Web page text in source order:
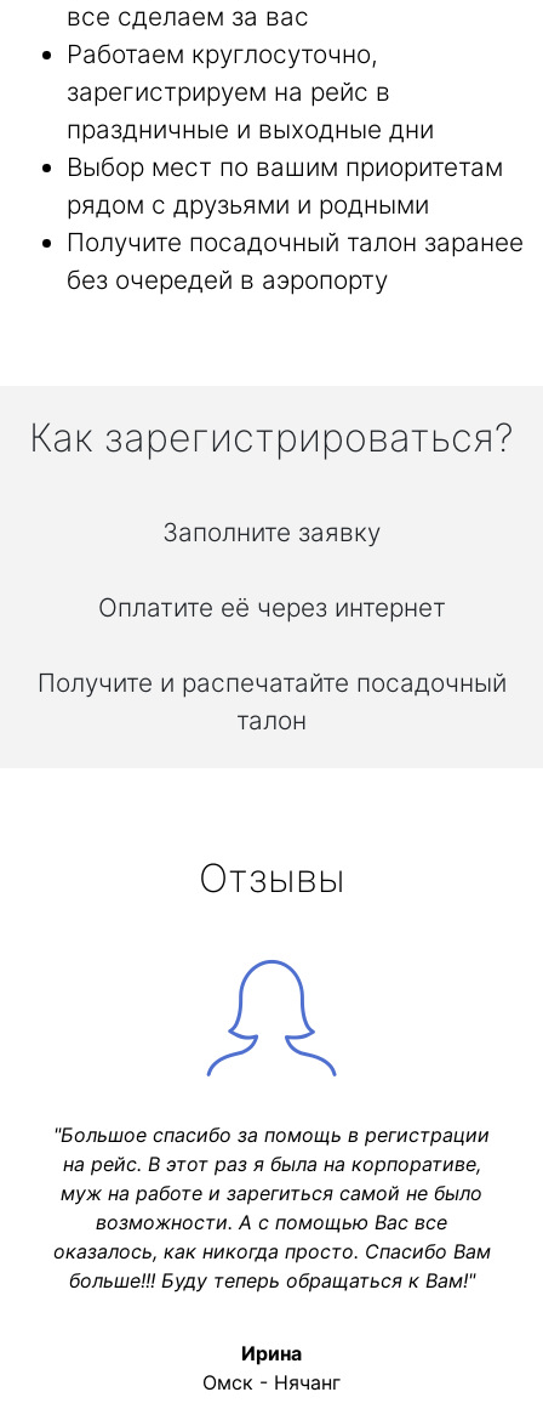
все сделаем за вас
Работаем круглосуточно,
зарегистрируем на рейс в
праздничные и выходные дни
Выбор мест по вашим приоритетам
рядом с друзьями и родными
Получите посадочный талон заранее
без очередей в аэропорту
Как зарегистрироваться?
Заполните заявку
Оплатите её через интернет
Получите и распечатайте посадочный
талон
Отзывы
"Большое спасибо за помощь в регистрации
на рейс. В этот раз я была на корпоративе,
муж на работе и зарегиться самой не было
возможности. А с помощью Вас все
оказалось, как никогда просто. Спасибо Вам
больше!!! Буду теперь обращаться к Вам!"
Ирина
Омск - Нячанг